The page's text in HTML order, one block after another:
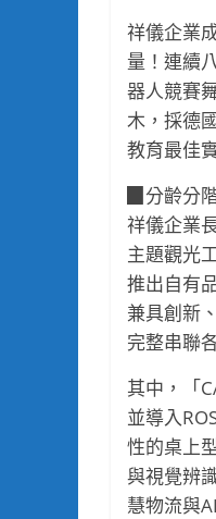
祥儀企業
量！連續
器人競賽
木，採德
教育最佳
▉分齡分
祥儀企業
主題觀光
推出自有
兼具創新
完整串聯
其中，「
並導入
性的桌上
與視覺辨
慧物流與